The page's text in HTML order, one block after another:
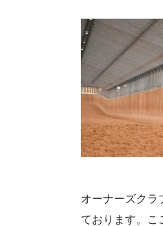
オーナーズクラ
ております。こ